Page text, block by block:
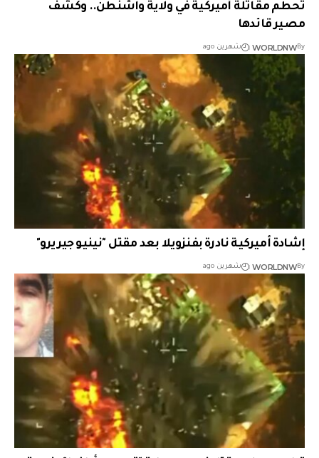
تحطم مقاتلة أميركية في ولاية واشنطن.. وكشف
مصير قائدها
By
WORLDNW شهرين ago
إشادة أميركية نادرة بفنزويلا بعد مقتل "نينيو جيريرو"
By
WORLDNW شهرين ago